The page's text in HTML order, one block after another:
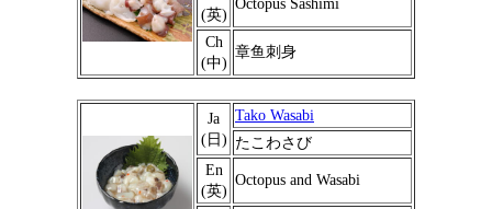
(英)
Octopus Sashimi
Ch
(中)
章鱼刺身
Ja
(日)
Tako Wasabi
たこわさび
En
(英)
Octopus and Wasabi